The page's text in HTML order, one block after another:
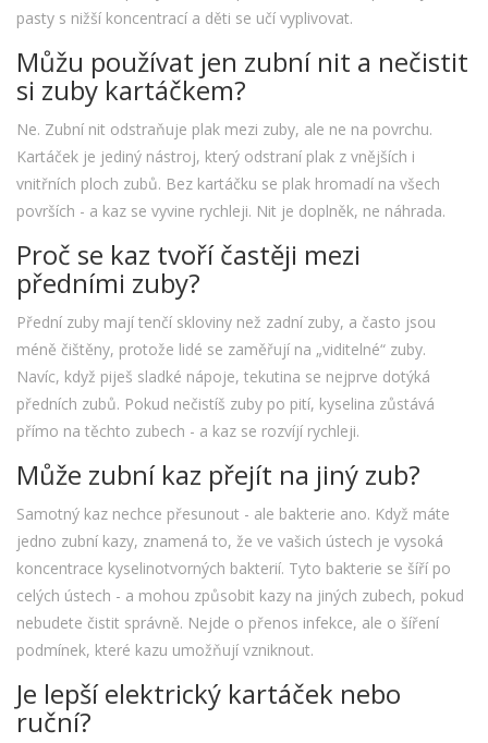
pasty s nižší koncentrací a děti se učí vyplivovat.
Můžu používat jen zubní nit a nečistit
si zuby kartáčkem?
Ne. Zubní nit odstraňuje plak mezi zuby, ale ne na povrchu.
Kartáček je jediný nástroj, který odstraní plak z vnějších i
vnitřních ploch zubů. Bez kartáčku se plak hromadí na všech
površích - a kaz se vyvine rychleji. Nit je doplněk, ne náhrada.
Proč se kaz tvoří častěji mezi
předními zuby?
Přední zuby mají tenčí skloviny než zadní zuby, a často jsou
méně čištěny, protože lidé se zaměřují na „viditelné“ zuby.
Navíc, když piješ sladké nápoje, tekutina se nejprve dotýká
předních zubů. Pokud nečistíš zuby po pití, kyselina zůstává
přímo na těchto zubech - a kaz se rozvíjí rychleji.
Může zubní kaz přejít na jiný zub?
Samotný kaz nechce přesunout - ale bakterie ano. Když máte
jedno zubní kazy, znamená to, že ve vašich ústech je vysoká
koncentrace kyselinotvorných bakterií. Tyto bakterie se šíří po
celých ústech - a mohou způsobit kazy na jiných zubech, pokud
nebudete čistit správně. Nejde o přenos infekce, ale o šíření
podmínek, které kazu umožňují vzniknout.
Je lepší elektrický kartáček nebo
ruční?